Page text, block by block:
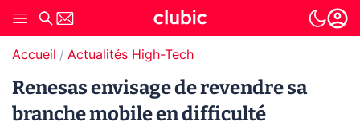
Accueil Actualités High-Tech
Renesas envisage de revendre sa
branche mobile en difficulté